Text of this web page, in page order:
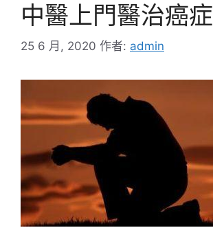
中醫上門醫治癌症
25 6 月, 2020 作者: admin